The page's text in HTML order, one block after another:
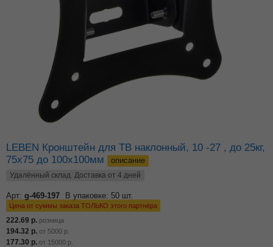
LEBEN Кронштейн для ТВ наклонный, 10 -27 , до 25кг,
75x75 до 100x100мм
описание
Удалённый склад. Доставка от 4 дней
Арт: g-469-197 В упаковке: 50 шт.
Цена от суммы заказа ТОЛЬКО этого партнёра
222.69 р. розница
194.32 р. от 5000 р.
177.30 р. от 15000 р.